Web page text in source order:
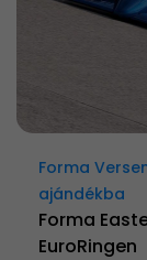
Forma
ajándékba
Forma
EuroRingen